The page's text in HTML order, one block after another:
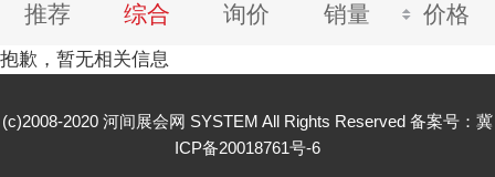
推荐 综合 询价 销量 价格
抱歉，暂无相关信息
(c)2008-2020 河间展会网 SYSTEM All Rights Reserved 备案号： 冀
ICP备20018761号-6